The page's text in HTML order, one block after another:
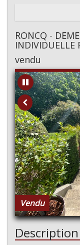
RONCQ -
INDIVIDUELLE
vendu
Vendu
Description